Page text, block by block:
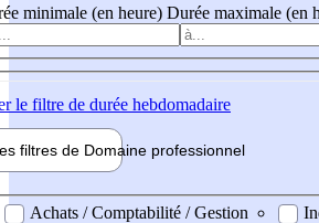
minimale (en heure) Durée maximale (en
le filtre de durée hebdomadaire
filtres de Domaine professionnel
professionel
Achats / Comptabilité / Gestion